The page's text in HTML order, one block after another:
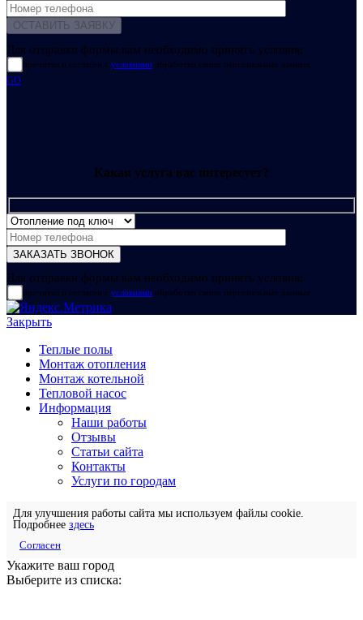
Для отправки формы вам необходимо принять условия:
прочитал и согласен с условиями обработки своих персональных данных
GO
Какая услуга вас интересует?
Для отправки формы вам необходимо принять условия:
прочитал и согласен с условиями обработки своих персональных данных
Закрыть
Теплые полы
Монтаж отопления
Монтаж котельной
Тепловой насос
Информация
Наши работы
Отзывы
Статьи сайта
Контакты
Услуги по городам
Для улучшения работы сайта мы используем файлы cookie.
Подробнее здесь
Согласен
Укажите ваш город
Выберите из списка: